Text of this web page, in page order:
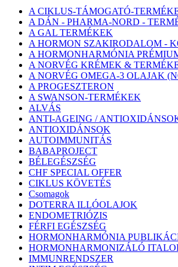
A CIKLUS-TÁMOGATÓ-
A DÁN - PHARMA-NORD -
A GAL TERMÉKEK
A HORMON SZAKIRODALOM -
A HORMONHARMÓNIA
A NORVÉG KRÉMEK &
A NORVÉG OMEGA-3 OLAJAK
A PROGESZTERON
A SWANSON-TERMÉKEK
ALVÁS
ANTI-AGEING /
ANTIOXIDÁNSOK
AUTOIMMUNITÁS
BABAPROJECT
BÉLEGÉSZSÉG
CHF SPECIAL OFFER
CIKLUS KÖVETÉS
Csomagok
DOTERRA ILLÓOLAJOK
ENDOMETRIÓZIS
FÉRFI EGÉSZSÉG
HORMONHARMÓNIA
HORMONHARMONIZÁLÓ
IMMUNRENDSZER